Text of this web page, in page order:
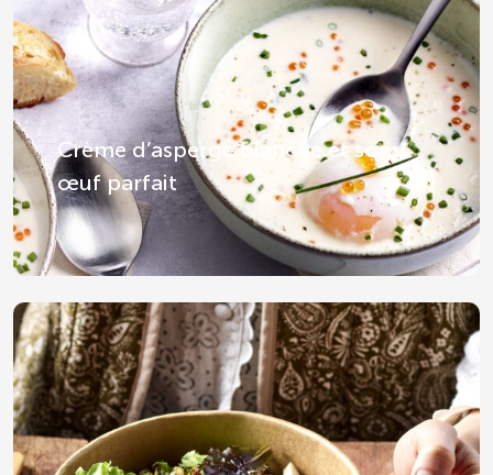
Crème d’asperge blanche et son
œuf parfait